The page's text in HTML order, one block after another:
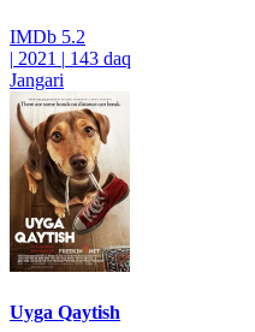
IMDb 5.2
| 2021 | 143 daq
Jangari
Uyga Qaytish